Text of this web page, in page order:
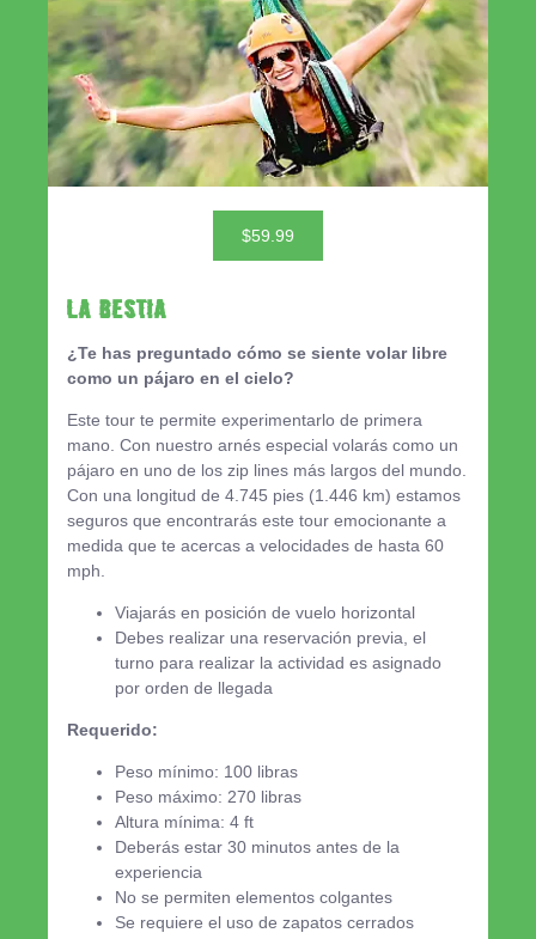
$59.99
LA BESTIA
¿Te has preguntado cómo se siente volar libre
como un pájaro en el cielo?
Este tour te permite experimentarlo de primera
mano. Con nuestro arnés especial volarás como un
pájaro en uno de los zip lines más largos del mundo.
Con una longitud de 4.745 pies (1.446 km) estamos
seguros que encontrarás este tour emocionante a
medida que te acercas a velocidades de hasta 60
mph.
Viajarás en posición de vuelo horizontal
Debes realizar una reservación previa, el
turno para realizar la actividad es asignado
por orden de llegada
Requerido:
Peso mínimo: 100 libras
Peso máximo: 270 libras
Altura mínima: 4 ft
Deberás estar 30 minutos antes de la
experiencia
No se permiten elementos colgantes
Se requiere el uso de zapatos cerrados